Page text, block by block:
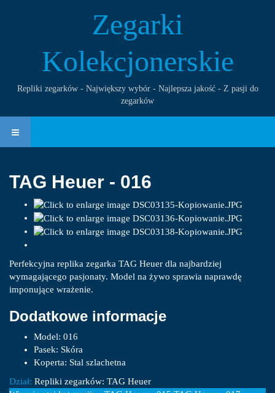
Zegarki
Kolekcjonerskie
Repliki zegarków - Największy wybór - Najlepsza jakość - Z pasji do
zegarków
TAG Heuer - 016
Perfekcyjna replika zegarka TAG Heuer dla najbardziej
wymagającego pasjonaty. Model na żywo sprawia naprawdę
imponujące wrażenie.
Dodatkowe informacje
Model: 016
Pasek: Skóra
Koperta: Stal szlachetna
Dział: Repliki zegarków: TAG Heuer